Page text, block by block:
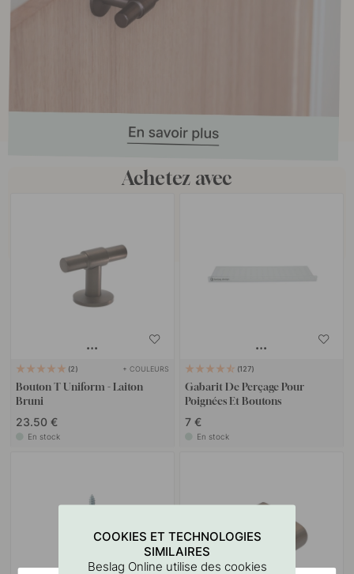
Achetez avec
2 + COULEURS
Bouton T Uniform - Laiton
Bruni
23.50 €
En stock
127
Gabarit De Perçage Pour
Poignées Et Boutons
7 €
En stock
COOKIES ET TECHNOLOGIES
SIMILAIRES
Beslag Online utilise des cookies